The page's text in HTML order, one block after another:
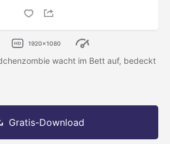
1920x1080
wacht im Bett auf, bedeckt
Gratis-Download